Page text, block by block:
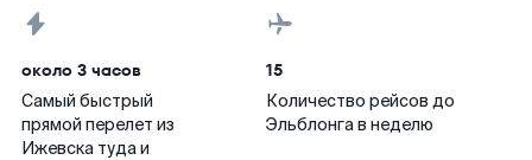
около 3 часов
Самый быстрый
прямой перелет из
Ижевска туда и
15
Количество рейсов до
Эльблонга в неделю